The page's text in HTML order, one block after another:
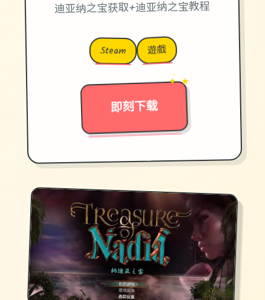
迪亚纳之宝获取+迪亚纳之宝教程
Steam 遊戲
即刻下载
→
✦ ★